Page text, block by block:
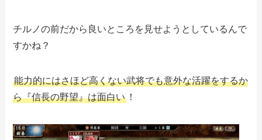
チルノの前だから良いところを見せようとしているんで
すかね？
能力的にはさほど高くない武将でも意外な活躍をするか
ら『信長の野望』は面白い ！